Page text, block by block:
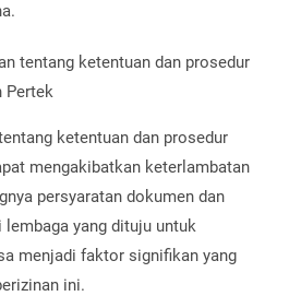
tentang ketentuan dan prosedur
Pertek
ketentuan dan prosedur
mengakibatkan keterlambatan
persyaratan dokumen dan
lembaga yang dituju untuk
menjadi faktor signifikan yang
ini.